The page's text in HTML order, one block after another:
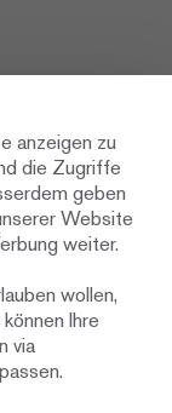
anzeigen zu
die Zugriffe
geben
Website
weiter.
wollen,
Ihre
via